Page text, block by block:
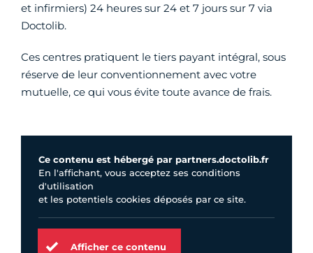
et infirmiers) 24 heures sur 24 et 7 jours sur 7 via
Doctolib.
Ces centres pratiquent le tiers payant intégral, sous
réserve de leur conventionnement avec votre
mutuelle, ce qui vous évite toute avance de frais.
Ce contenu est hébergé par partners.doctolib.fr
En l'affichant, vous acceptez ses conditions
d'utilisation
et les potentiels cookies déposés par ce site.
Afficher ce contenu